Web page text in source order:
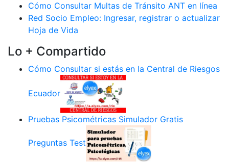
Cómo Consultar Multas de Tránsito ANT en línea
Red Socio Empleo: Ingresar, registrar o actualizar
Hoja de Vida
Lo + Compartido
Cómo Consultar si estás en la Central de Riesgos
Ecuador
Pruebas Psicométricas Simulador Gratis
Preguntas Test